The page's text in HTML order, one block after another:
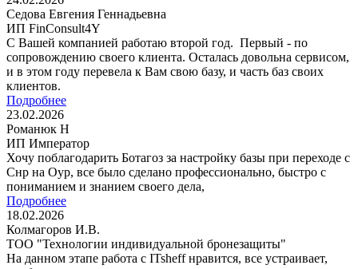
Седова Евгения Геннадьевна
ИП FinConsult4Y
С Вашей компанией работаю второй год. Первый - по
сопровождению своего клиента. Осталась довольна сервисом,
и в этом году перевела к Вам свою базу, и часть баз своих
клиентов.
Подробнее
23.02.2026
Романюк Н
ИП Император
Хочу поблагодарить Ботагоз за настройку базы при переходе с
Снр на Оур, все было сделано профессионально, быстро с
пониманием и знанием своего дела,
Подробнее
18.02.2026
Колмагоров И.В.
ТОО "Технологии индивидуальной бронезащиты"
На данном этапе работа с ITsheff нравится, все устраивает,